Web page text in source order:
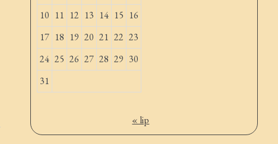
10 11 12 13 14 15 16
17 18 19 20 21 22 23
24 25 26 27 28 29 30
31
« lip